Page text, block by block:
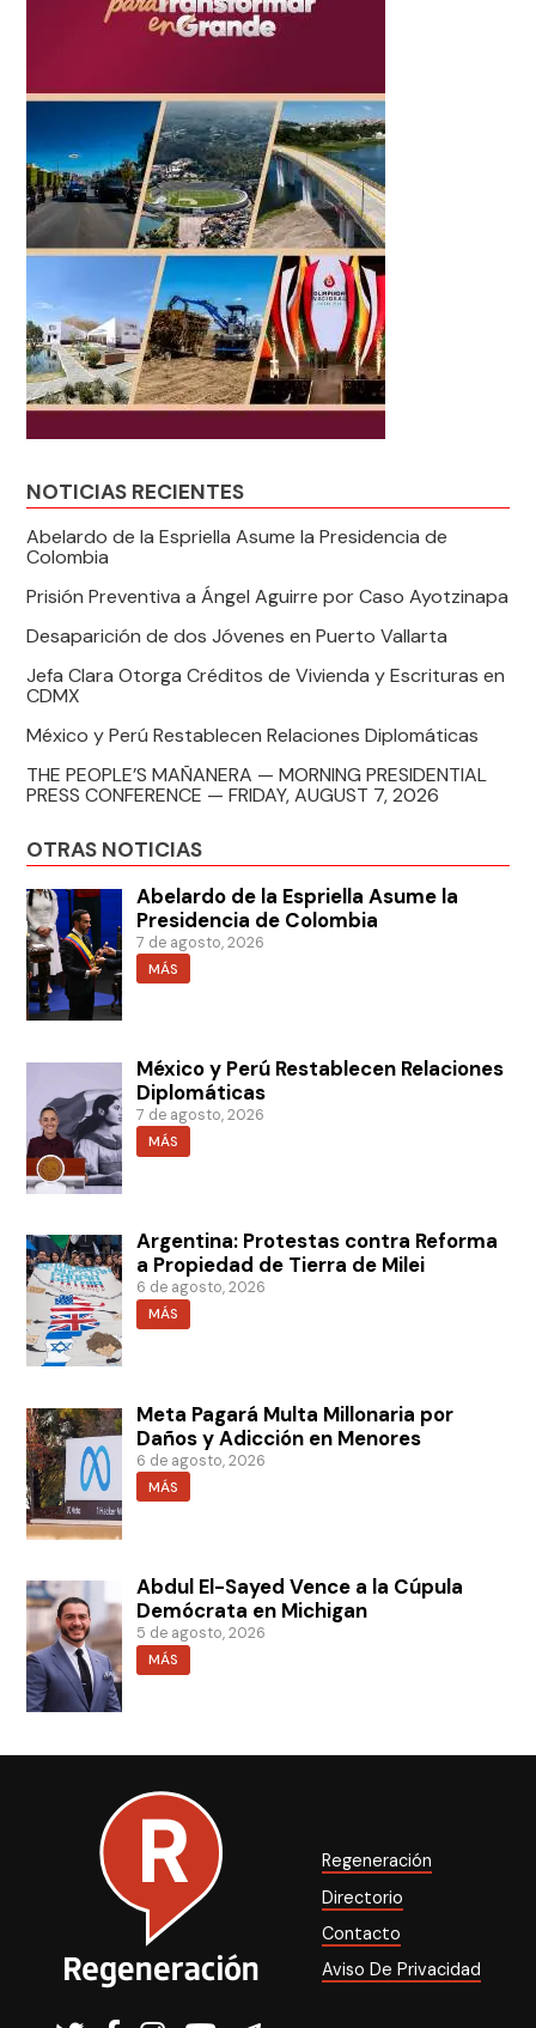
NOTICIAS RECIENTES
Abelardo de la Espriella Asume la Presidencia de
Colombia
Prisión Preventiva a Ángel Aguirre por Caso Ayotzinapa
Desaparición de dos Jóvenes en Puerto Vallarta
Jefa Clara Otorga Créditos de Vivienda y Escrituras en
CDMX
México y Perú Restablecen Relaciones Diplomáticas
THE PEOPLE’S MAÑANERA — MORNING PRESIDENTIAL
PRESS CONFERENCE — FRIDAY, AUGUST 7, 2026
OTRAS NOTICIAS
Abelardo de la Espriella Asume la
Presidencia de Colombia
7 de agosto, 2026
MÁS
México y Perú Restablecen Relaciones
Diplomáticas
7 de agosto, 2026
MÁS
Argentina: Protestas contra Reforma
a Propiedad de Tierra de Milei
6 de agosto, 2026
MÁS
Meta Pagará Multa Millonaria por
Daños y Adicción en Menores
6 de agosto, 2026
MÁS
Abdul El-Sayed Vence a la Cúpula
Demócrata en Michigan
5 de agosto, 2026
MÁS
Regeneración
Directorio
Contacto
Aviso De Privacidad